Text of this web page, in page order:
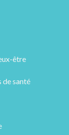
être
de santé